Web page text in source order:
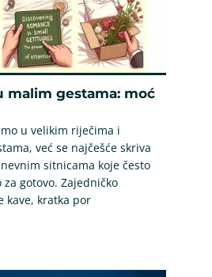
malim gestama: moć
u velikim riječima i
već se najčešće skriva
sitnicama koje često
gotovo. Zajedničko
kave, kratka por